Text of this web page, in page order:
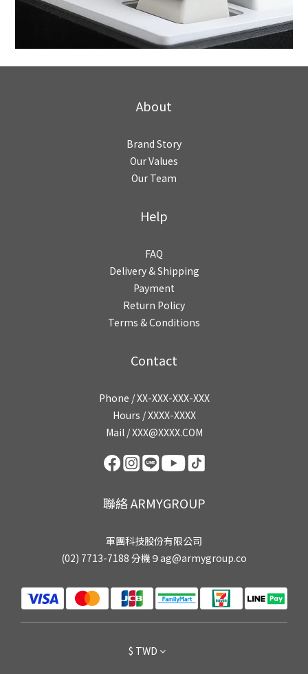
About
Brand Story
Our Values
Our Team
Help
FAQ
Delivery & Shipping
Payment
Return Policy
Terms & Conditions
Contact
Phone / XX-XXX-XXX-XXX
Hours / XXXX-XXXX
Mail / XXX@XXXX.COM
聯絡 ARMYGROUP
軍團科技股份有限公司
(02) 7713-7188 分機９ag@armygroup.co
$ TWD